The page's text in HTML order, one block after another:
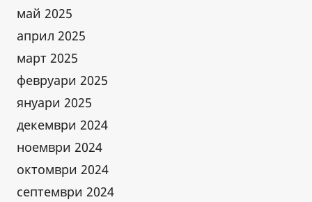
май 2025
април 2025
март 2025
февруари 2025
януари 2025
декември 2024
ноември 2024
октомври 2024
септември 2024